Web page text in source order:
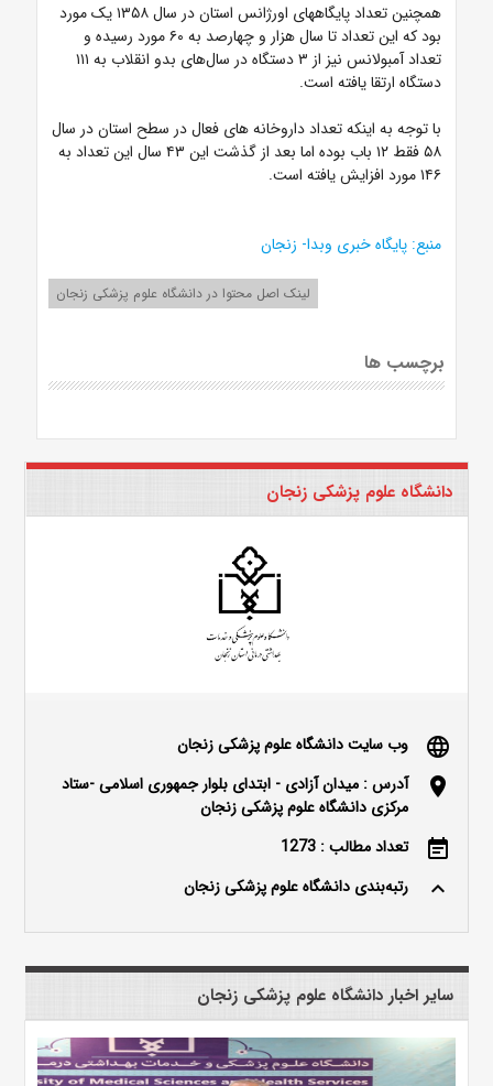
همچنین تعداد پایگاههای اورژانس استان در سال ۱۳۵۸ یک مورد
بود که این تعداد تا سال هزار و چهارصد به ۶۰ مورد رسیده و
تعداد آمبولانس نیز از ۳ دستگاه در سال‌های بدو انقلاب به ۱۱۱
دستگاه ارتقا یافته است.
با توجه به اینکه تعداد داروخانه های فعال در سطح استان در سال
۵۸ فقط ۱۲ باب بوده اما بعد از گذشت این ۴۳ سال این تعداد به
۱۴۶ مورد افزایش یافته است.
منبع: پایگاه خبری وبدا- زنجان
لینک اصل محتوا در دانشگاه علوم پزشکی زنجان
برچسب ها
دانشگاه علوم پزشکی زنجان
language وب سایت دانشگاه علوم پزشکی زنجان
location_on
آدرس : میدان آزادی - ابتدای بلوار جمهوری اسلامی -ستاد
مرکزی دانشگاه علوم پزشکی زنجان
event_note تعداد مطالب : 1273
keyboard_arrow_up رتبه‌بندی دانشگاه علوم پزشکی زنجان
سایر اخبار دانشگاه علوم پزشکی زنجان